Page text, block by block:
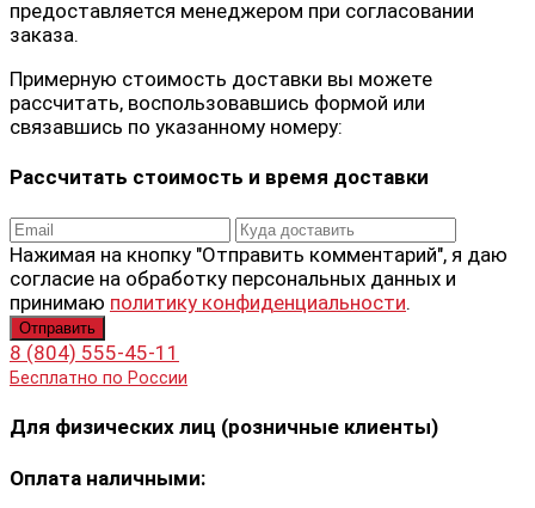
предоставляется менеджером при согласовании
заказа.
Примерную стоимость доставки вы можете
рассчитать, воспользовавшись формой или
связавшись по указанному номеру:
Рассчитать стоимость и время доставки
Нажимая на кнопку "Отправить комментарий", я даю
согласие на обработку персональных данных и
принимаю политику конфиденциальности.
8 (804) 555-45-11
Бесплатно по России
Для физических лиц (розничные клиенты)
Оплата наличными: